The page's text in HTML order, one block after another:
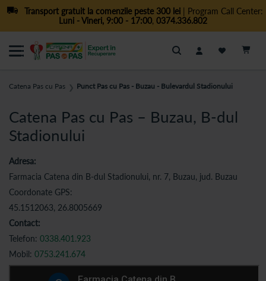
Transport gratuit la comenzile peste 300 lei| Program Call Center:
Luni - Vineri, 9:00 - 17:00, 0374.336.802
Cautare
Catena Pas cu Pas ❯ Punct Pas cu Pas - Buzau - Bulevardul Stadionului
Catena Pas cu Pas – Buzau, B-dul
Stadionului
Adresa:
Farmacia Catena din B-dul Stadionului, nr. 7, Buzau, jud. Buzau
Coordonate GPS:
45.1512063, 26.8005669
Contact:
Telefon: 0338.401.923
Mobil: 0753.241.674